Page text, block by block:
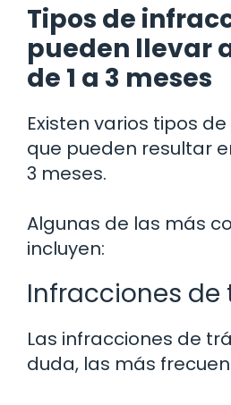
Tipos de
pueden llevar
de 1 a 3 meses
Existen varios tipos
que pueden resultar
3 meses.
Algunas de las más
incluyen:
Infracciones de
Las infracciones de
duda, las más